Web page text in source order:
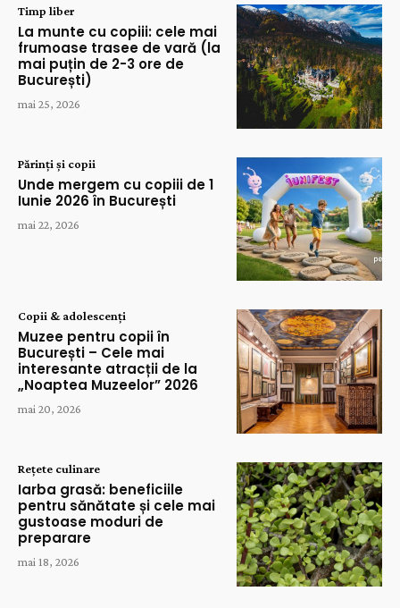
Timp liber
La munte cu copiii: cele mai
frumoase trasee de vară (la
mai puțin de 2-3 ore de
București)
mai 25, 2026
Părinți și copii
Unde mergem cu copiii de 1
Iunie 2026 în București
mai 22, 2026
Copii & adolescenți
Muzee pentru copii în
București – Cele mai
interesante atracții de la
„Noaptea Muzeelor” 2026
mai 20, 2026
Rețete culinare
Iarba grasă: beneficiile
pentru sănătate și cele mai
gustoase moduri de
preparare
mai 18, 2026